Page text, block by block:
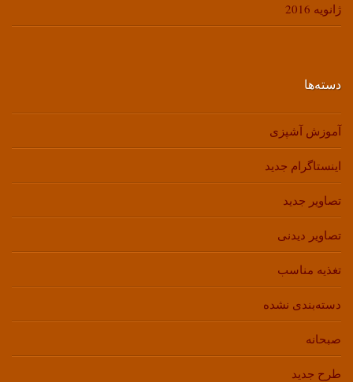
ژانویه 2016
دسته‌ها
آموزش آشپزی
اینستاگرام جدید
تصاویر جدید
تصاویر دیدنی
تغذیه مناسب
دسته‌بندی نشده
صبحانه
طرح جدید